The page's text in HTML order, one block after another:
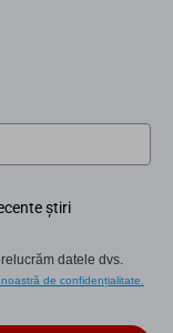
știri
datele dvs.
de confidențialitate.